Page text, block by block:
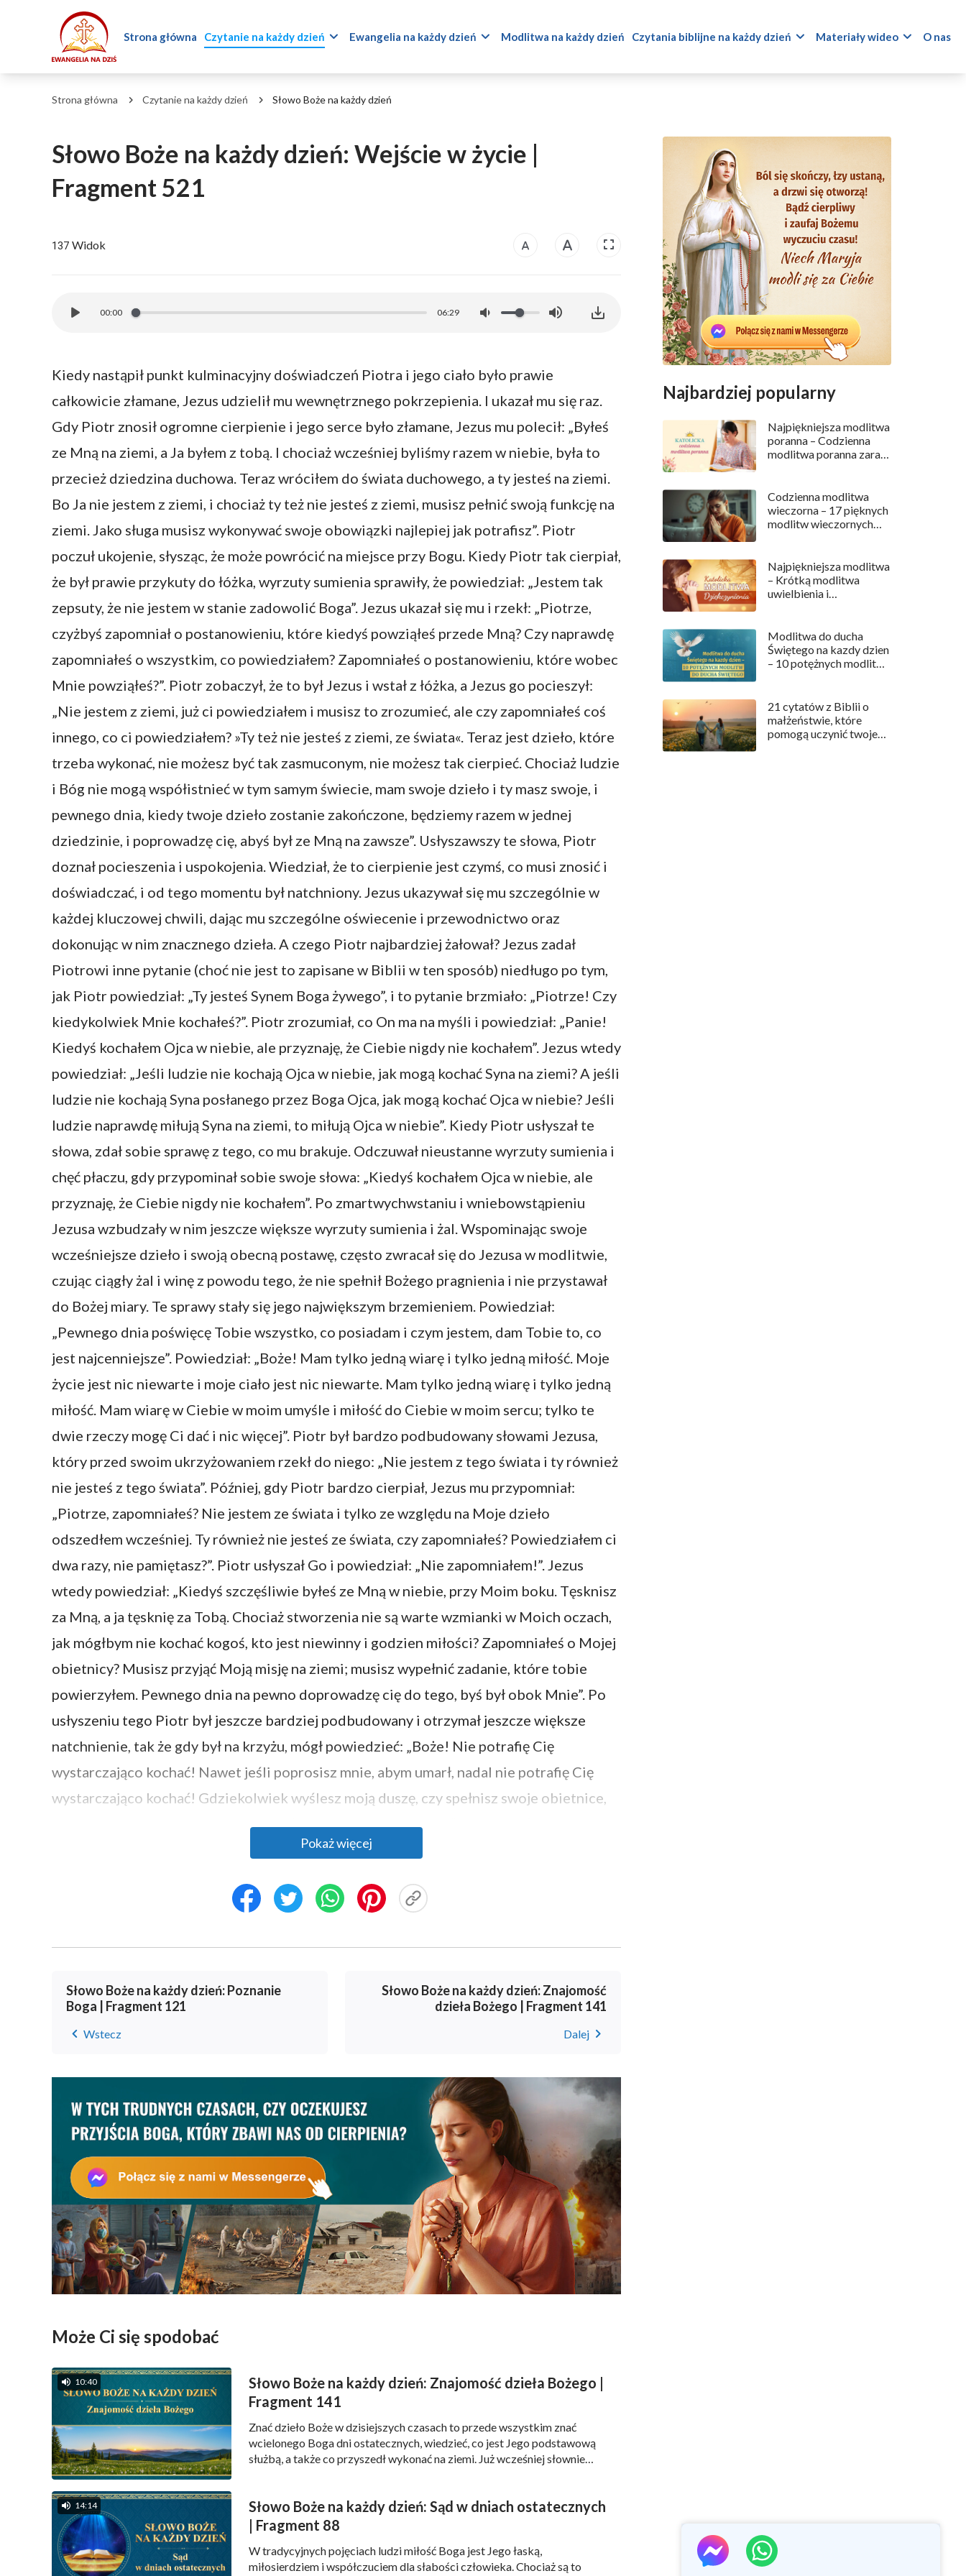
Strona główna Czytanie na każdy dzień Ewangelia na każdy dzień Modlitwa na każdy dzień Czytania biblijne na każdy dzień Materiały wideo O nas
Strona główna Czytanie na każdy dzień Słowo Boże na każdy dzień
Słowo Boże na każdy dzień: Wejście w życie |
Fragment 521
137 Widok
00:00 06:29
Kiedy nastąpił punkt kulminacyjny doświadczeń Piotra i jego ciało było prawie
całkowicie złamane, Jezus udzielił mu wewnętrznego pokrzepienia. I ukazał mu się raz.
Gdy Piotr znosił ogromne cierpienie i jego serce było złamane, Jezus mu polecił: „Byłeś
ze Mną na ziemi, a Ja byłem z tobą. I chociaż wcześniej byliśmy razem w niebie, była to
przecież dziedzina duchowa. Teraz wróciłem do świata duchowego, a ty jesteś na ziemi.
Bo Ja nie jestem z ziemi, i chociaż ty też nie jesteś z ziemi, musisz pełnić swoją funkcję na
ziemi. Jako sługa musisz wykonywać swoje obowiązki najlepiej jak potrafisz”. Piotr
poczuł ukojenie, słysząc, że może powrócić na miejsce przy Bogu. Kiedy Piotr tak cierpiał,
że był prawie przykuty do łóżka, wyrzuty sumienia sprawiły, że powiedział: „Jestem tak
zepsuty, że nie jestem w stanie zadowolić Boga”. Jezus ukazał się mu i rzekł: „Piotrze,
czyżbyś zapomniał o postanowieniu, które kiedyś powziąłeś przede Mną? Czy naprawdę
zapomniałeś o wszystkim, co powiedziałem? Zapomniałeś o postanowieniu, które wobec
Mnie powziąłeś?”. Piotr zobaczył, że to był Jezus i wstał z łóżka, a Jezus go pocieszył:
„Nie jestem z ziemi, już ci powiedziałem i musisz to zrozumieć, ale czy zapomniałeś coś
innego, co ci powiedziałem? »Ty też nie jesteś z ziemi, ze świata«. Teraz jest dzieło, które
trzeba wykonać, nie możesz być tak zasmuconym, nie możesz tak cierpieć. Chociaż ludzie
i Bóg nie mogą współistnieć w tym samym świecie, mam swoje dzieło i ty masz swoje, i
pewnego dnia, kiedy twoje dzieło zostanie zakończone, będziemy razem w jednej
dziedzinie, i poprowadzę cię, abyś był ze Mną na zawsze”. Usłyszawszy te słowa, Piotr
doznał pocieszenia i uspokojenia. Wiedział, że to cierpienie jest czymś, co musi znosić i
doświadczać, i od tego momentu był natchniony. Jezus ukazywał się mu szczególnie w
każdej kluczowej chwili, dając mu szczególne oświecenie i przewodnictwo oraz
dokonując w nim znacznego dzieła. A czego Piotr najbardziej żałował? Jezus zadał
Piotrowi inne pytanie (choć nie jest to zapisane w Biblii w ten sposób) niedługo po tym,
jak Piotr powiedział: „Ty jesteś Synem Boga żywego”, i to pytanie brzmiało: „Piotrze! Czy
kiedykolwiek Mnie kochałeś?”. Piotr zrozumiał, co On ma na myśli i powiedział: „Panie!
Kiedyś kochałem Ojca w niebie, ale przyznaję, że Ciebie nigdy nie kochałem”. Jezus wtedy
powiedział: „Jeśli ludzie nie kochają Ojca w niebie, jak mogą kochać Syna na ziemi? A jeśli
ludzie nie kochają Syna posłanego przez Boga Ojca, jak mogą kochać Ojca w niebie? Jeśli
ludzie naprawdę miłują Syna na ziemi, to miłują Ojca w niebie”. Kiedy Piotr usłyszał te
słowa, zdał sobie sprawę z tego, co mu brakuje. Odczuwał nieustanne wyrzuty sumienia i
chęć płaczu, gdy przypominał sobie swoje słowa: „Kiedyś kochałem Ojca w niebie, ale
przyznaję, że Ciebie nigdy nie kochałem”. Po zmartwychwstaniu i wniebowstąpieniu
Jezusa wzbudzały w nim jeszcze większe wyrzuty sumienia i żal. Wspominając swoje
wcześniejsze dzieło i swoją obecną postawę, często zwracał się do Jezusa w modlitwie,
czując ciągły żal i winę z powodu tego, że nie spełnił Bożego pragnienia i nie przystawał
do Bożej miary. Te sprawy stały się jego największym brzemieniem. Powiedział:
„Pewnego dnia poświęcę Tobie wszystko, co posiadam i czym jestem, dam Tobie to, co
jest najcenniejsze”. Powiedział: „Boże! Mam tylko jedną wiarę i tylko jedną miłość. Moje
życie jest nic niewarte i moje ciało jest nic niewarte. Mam tylko jedną wiarę i tylko jedną
miłość. Mam wiarę w Ciebie w moim umyśle i miłość do Ciebie w moim sercu; tylko te
dwie rzeczy mogę Ci dać i nic więcej”. Piotr był bardzo podbudowany słowami Jezusa,
który przed swoim ukrzyżowaniem rzekł do niego: „Nie jestem z tego świata i ty również
nie jesteś z tego świata”. Później, gdy Piotr bardzo cierpiał, Jezus mu przypomniał:
„Piotrze, zapomniałeś? Nie jestem ze świata i tylko ze względu na Moje dzieło
odszedłem wcześniej. Ty również nie jesteś ze świata, czy zapomniałeś? Powiedziałem ci
dwa razy, nie pamiętasz?”. Piotr usłyszał Go i powiedział: „Nie zapomniałem!”. Jezus
wtedy powiedział: „Kiedyś szczęśliwie byłeś ze Mną w niebie, przy Moim boku. Tęsknisz
za Mną, a ja tęsknię za Tobą. Chociaż stworzenia nie są warte wzmianki w Moich oczach,
jak mógłbym nie kochać kogoś, kto jest niewinny i godzien miłości? Zapomniałeś o Mojej
obietnicy? Musisz przyjąć Moją misję na ziemi; musisz wypełnić zadanie, które tobie
powierzyłem. Pewnego dnia na pewno doprowadzę cię do tego, byś był obok Mnie”. Po
usłyszeniu tego Piotr był jeszcze bardziej podbudowany i otrzymał jeszcze większe
natchnienie, tak że gdy był na krzyżu, mógł powiedzieć: „Boże! Nie potrafię Cię
wystarczająco kochać! Nawet jeśli poprosisz mnie, abym umarł, nadal nie potrafię Cię
wystarczająco kochać! Gdziekolwiek wyślesz moją duszę, czy spełnisz swoje obietnice,
czy nie, cokolwiek zrobisz później, miłuję Cię i wierzę w Ciebie”. Piotr trwał w wierze i
Pokaż więcej
Słowo Boże na każdy dzień: Poznanie
Boga | Fragment 121
Wstecz
Słowo Boże na każdy dzień: Znajomość
dzieła Bożego | Fragment 141
Dalej
Może Ci się spodobać
10:40
Słowo Boże na każdy dzień: Znajomość dzieła Bożego |
Fragment 141
Znać dzieło Boże w dzisiejszych czasach to przede wszystkim znać
wcielonego Boga dni ostatecznych, wiedzieć, co jest Jego podstawową
służbą, a także co przyszedł wykonać na ziemi. Już wcześniej słownie
wypowiadanie słów, poprzez pracowanie i […]
14:14
Słowo Boże na każdy dzień: Sąd w dniach ostatecznych
| Fragment 88
W tradycyjnych pojęciach ludzi miłość Boga jest Jego łaską,
miłosierdziem i współczuciem dla słabości człowieka. Chociaż są to
Najbardziej popularny
Najpiękniejsza modlitwa
poranna – Codzienna
modlitwa poranna zaraz
Codzienna modlitwa
wieczorna – 17 pięknych
modlitw wieczornych
Najpiękniejsza modlitwa
– Krótką modlitwa
uwielbienia i
Modlitwa do ducha
Świętego na kazdy dzien
– 10 potężnych modlitw
21 cytatów z Biblii o
małżeństwie, które
pomogą uczynić twoje